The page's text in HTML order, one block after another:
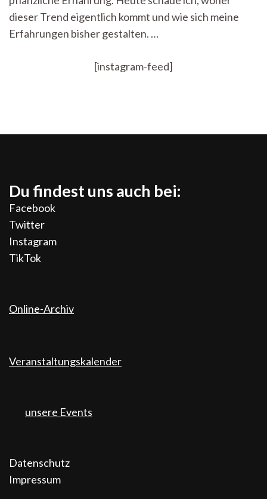
dieser Trend eigentlich kommt und wie sich meine
Erfahrungen bisher gestalten. …
[instagram-feed]
Du findest uns auch bei:
Facebook
Twitter
Instagram
TikTok
Online-Archiv
Veranstaltungskalender
unsere Events
Datenschutz
Impressum